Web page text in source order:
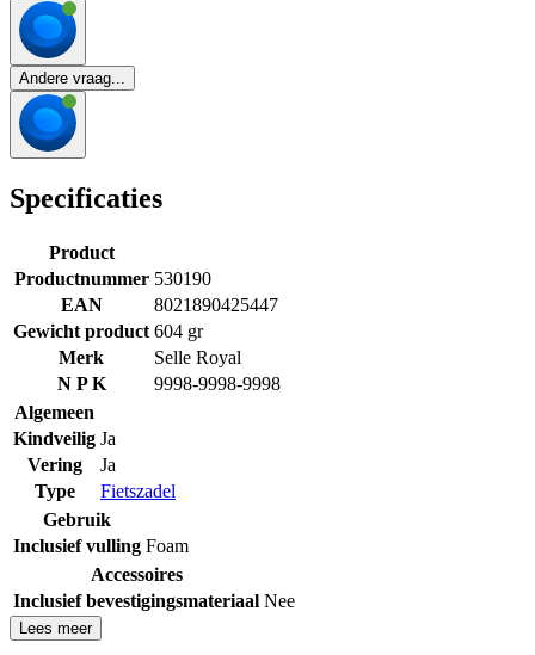
Andere vraag...
Specificaties
Product
Productnummer 530190
EAN
8021890425447
Gewicht product 604 gr
Merk
Selle Royal
N P K
9998-9998-9998
Algemeen
Kindveilig Ja
Vering
Ja
Type
Fietszadel
Gebruik
Inclusief vulling Foam
Accessoires
Inclusief bevestigingsmateriaal Nee
Lees meer